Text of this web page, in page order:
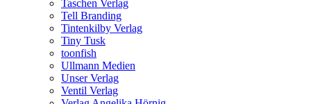
Taschen Verlag
Tell Branding
Tintenkilby Verlag
Tiny Tusk
toonfish
Ullmann Medien
Unser Verlag
Ventil Verlag